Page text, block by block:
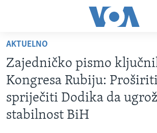
glavni
sadržaj
Pređi
na
glavnu
navigaciju
TV PROGRAM
VIDEO
FOTOGRAFIJE DANA
VIJESTI
AKTUELNO
Zajedničko pismo
Kongresa Rubiju:
spriječiti Dodika da
stabilnost BiH